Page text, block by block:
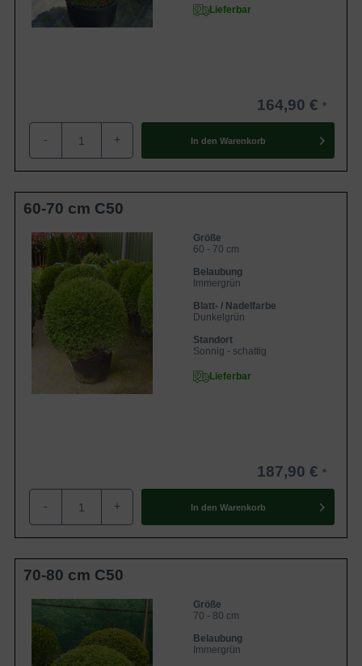
Lieferbar
164,90 €
- + In den Warenkorb
60-70 cm C50
Größe
60 - 70 cm
Belaubung
Immergrün
Blatt- / Nadelfarbe
Dunkelgrün
Standort
Sonnig - schattig
Lieferbar
187,90 €
- + In den Warenkorb
70-80 cm C50
Größe
70 - 80 cm
Belaubung
Immergrün